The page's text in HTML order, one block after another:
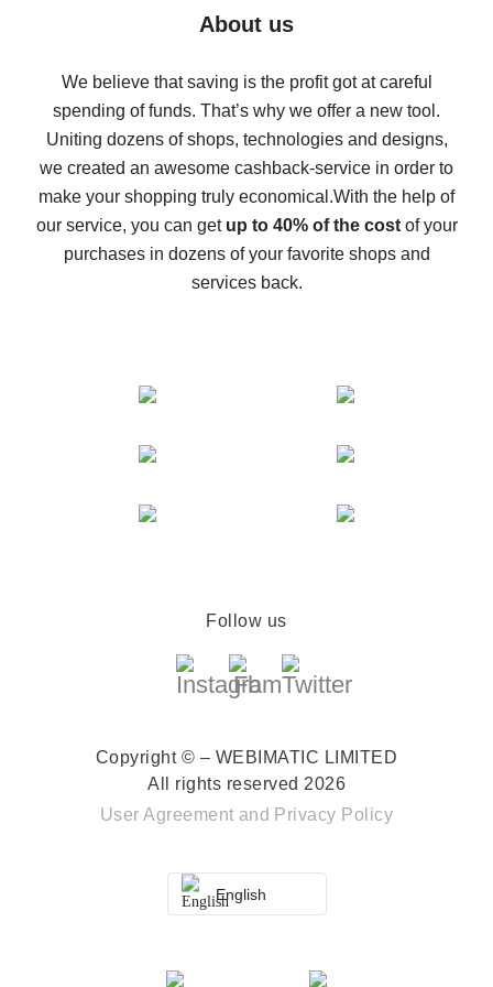
Five ways to get the most cash back on AliExpress
back
10% cash back on AliExpress - the impossible is
possible
The best cash back on AliExpress - how to find it
The best cash back service for AliExpress - let's
compare offers
About us
We believe that saving is the profit got at careful
spending of funds. That’s why we offer a new tool.
Uniting dozens of shops, technologies and designs,
we created an awesome cashback-service in order to
make your shopping truly economical.With the help of
our service, you can get up to 40% of the costof your
purchases in dozens of your favorite shops and
services back.
Follow us
Copyright © – WEBIMATIC LIMITED
All rights reserved 2026
User Agreement and Privacy Policy
English